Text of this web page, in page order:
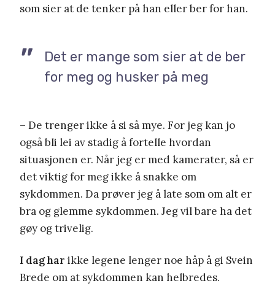
som sier at de tenker på han eller ber for han.
Det er mange som sier at de ber
for meg og husker på meg
– De trenger ikke å si så mye. For jeg kan jo
også bli lei av stadig å fortelle hvordan
situasjonen er. Når jeg er med kamerater, så er
det viktig for meg ikke å snakke om
sykdommen. Da prøver jeg å late som om alt er
bra og glemme sykdommen. Jeg vil bare ha det
gøy og trivelig.
I dag har ikke legene lenger noe håp å gi Svein
Brede om at sykdommen kan helbredes.